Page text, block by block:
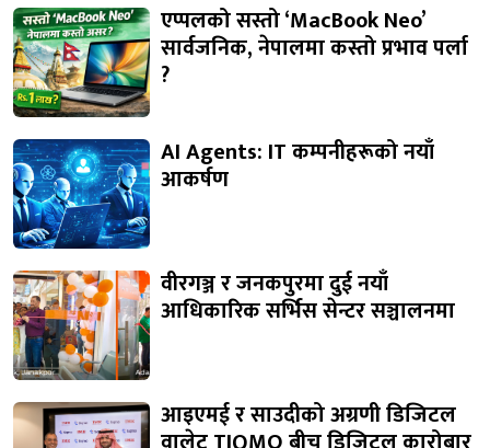
एप्पलको सस्तो ‘MacBook Neo’
सार्वजनिक, नेपालमा कस्तो प्रभाव पर्ला
?
AI Agents: IT कम्पनीहरूको नयाँ
आकर्षण
वीरगञ्ज र जनकपुरमा दुई नयाँ
आधिकारिक सर्भिस सेन्टर सञ्चालनमा
आइएमई र साउदीको अग्रणी डिजिटल